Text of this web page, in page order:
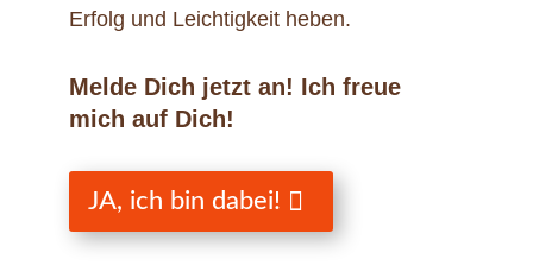
Erfolg und Leichtigkeit heben.
Melde Dich jetzt an! Ich freue
mich auf Dich!
JA, ich bin dabei!